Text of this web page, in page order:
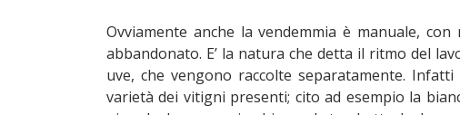
Ovviamente anche la vendemmia è manuale,
abbandonato. E’ la natura che detta il ritmo del
uve, che vengono raccolte separatamente.
varietà dei vitigni presenti; cito ad esempio la